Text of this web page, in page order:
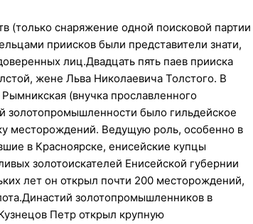
(только снаряжение одной поисковой партии
приисков были представители знати,
лиц.Двадцать пять паев прииска
жене Льва Николаевича Толстого. В
(внучка прославленного
золотопромышленности было гильдейское
месторождений. Ведущую роль, особенно в
в Красноярске, енисейские купцы
золотоискателей Енисейской губернии
лет он открыл почти 200 месторождений,
золотопромышленников в
Петр открыл крупную